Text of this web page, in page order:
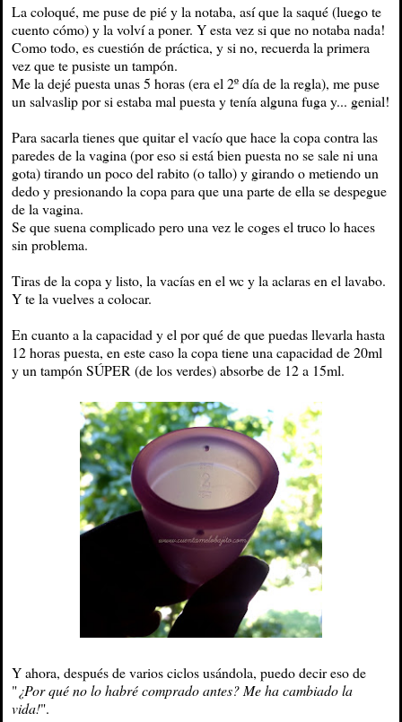
La coloqué, me puse de pié y la notaba, así que la saqué (luego te
cuento cómo) y la volví a poner. Y esta vez si que no notaba nada!
Como todo, es cuestión de práctica, y si no, recuerda la primera
vez que te pusiste un tampón.
Me la dejé puesta unas 5 horas (era el 2º día de la regla), me puse
un salvaslip por si estaba mal puesta y tenía alguna fuga y... genial!
Para sacarla tienes que quitar el vacío que hace la copa contra las
paredes de la vagina (por eso si está bien puesta no se sale ni una
gota) tirando un poco del rabito (o tallo) y girando o metiendo un
dedo y presionando la copa para que una parte de ella se despegue
de la vagina.
Se que suena complicado pero una vez le coges el truco lo haces
sin problema.
Tiras de la copa y listo, la vacías en el wc y la aclaras en el lavabo.
Y te la vuelves a colocar.
En cuanto a la capacidad y el por qué de que puedas llevarla hasta
12 horas puesta, en este caso la copa tiene una capacidad de 20ml
y un tampón SÚPER (de los verdes) absorbe de 12 a 15ml.
Y ahora, después de varios ciclos usándola, puedo decir eso de
"¿Por qué no lo habré comprado antes? Me ha cambiado la
vida!".